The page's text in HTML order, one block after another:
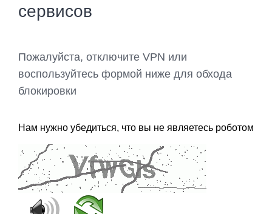
сервисов
Пожалуйста, отключите VPN или
воспользуйтесь формой ниже для обхода
блокировки
Нам нужно убедиться, что вы не являетесь роботом